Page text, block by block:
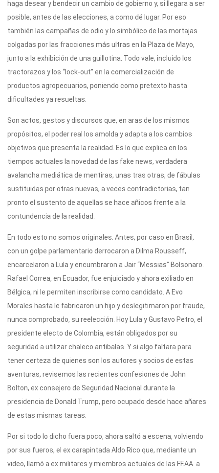
haga desear y bendecir un cambio de gobierno y, si llegara a ser
posible, antes de las elecciones, a como dé lugar. Por eso
también las campañas de odio y lo simbólico de las mortajas
colgadas por las fracciones más ultras en la Plaza de Mayo,
junto a la exhibición de una guillotina. Todo vale, incluido los
tractorazos y los “lock-out” en la comercialización de
productos agropecuarios, poniendo como pretexto hasta
dificultades ya resueltas.
Son actos, gestos y discursos que, en aras de los mismos
propósitos, el poder real los amolda y adapta a los cambios
objetivos que presenta la realidad. Es lo que explica en los
tiempos actuales la novedad de las fake news, verdadera
avalancha mediática de mentiras, unas tras otras, de fábulas
sustituidas por otras nuevas, a veces contradictorias, tan
pronto el sustento de aquellas se hace añicos frente a la
contundencia de la realidad.
En todo esto no somos originales. Antes, por caso en Brasil,
con un golpe parlamentario derrocaron a Dilma Rousseff,
encarcelaron a Lula y encumbraron a Jair “Messias” Bolsonaro.
Rafael Correa, en Ecuador, fue enjuiciado y ahora exiliado en
Bélgica, ni le permiten inscribirse como candidato. A Evo
Morales hasta le fabricaron un hijo y deslegitimaron por fraude,
nunca comprobado, su reelección. Hoy Lula y Gustavo Petro, el
presidente electo de Colombia, están obligados por su
seguridad a utilizar chaleco antibalas. Y si algo faltara para
tener certeza de quienes son los autores y socios de estas
aventuras, revisemos las recientes confesiones de John
Bolton, ex consejero de Seguridad Nacional durante la
presidencia de Donald Trump, pero ocupado desde hace añares
de estas mismas tareas.
Por si todo lo dicho fuera poco, ahora saltó a escena, volviendo
por sus fueros, el ex carapintada Aldo Rico que, mediante un
video, llamó a ex militares y miembros actuales de las FF.AA. a